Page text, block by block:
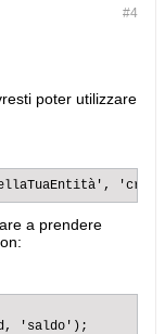
#4
poter utilizzare
a prendere
'saldo');